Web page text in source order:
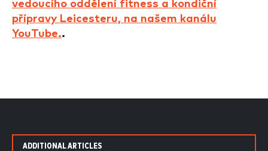
vedoucího oddělení fitness a kondiční
přípravy Leicesteru, na našem kanálu
YouTube..
ADDITIONAL ARTICLES